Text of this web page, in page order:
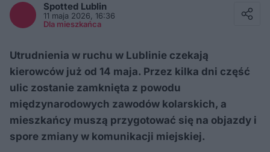
Spotted Lublin
11 maja 2026, 16:36
Dla mieszkańca
Utrudnienia w ruchu w Lublinie czekają
kierowców już od 14 maja. Przez kilka dni część
ulic zostanie zamknięta z powodu
międzynarodowych zawodów kolarskich, a
mieszkańcy muszą przygotować się na objazdy i
spore zmiany w komunikacji miejskiej.